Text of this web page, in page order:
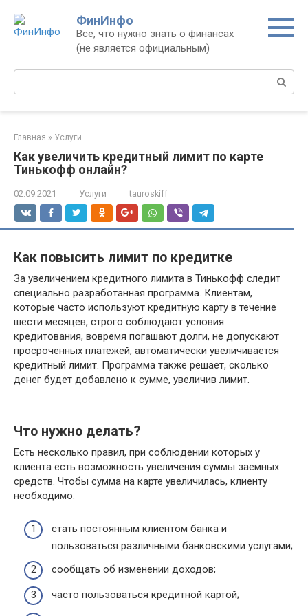
контенту
ФинИнфо
Все, что нужно знать о финансах
(не является официальным)
Поиск:
Главная » Услуги
Как увеличить кредитный лимит по карте
Тинькофф онлайн?
02.09.2021 Услуги tauroskiff
Как повысить лимит по кредитке
За увеличением кредитного лимита в Тинькофф следит
специально разработанная программа. Клиентам,
которые часто используют кредитную карту в течение
шести месяцев, строго соблюдают условия
кредитования, вовремя погашают долги, не допускают
просроченных платежей, автоматически увеличивается
кредитный лимит. Программа также решает, сколько
денег будет добавлено к сумме, увеличив лимит.
Что нужно делать?
Есть несколько правил, при соблюдении которых у
клиента есть возможность увеличения суммы заемных
средств. Чтобы сумма на карте увеличилась, клиенту
необходимо:
стать постоянным клиентом банка и
пользоваться различными банковскими услугами;
сообщать об изменении доходов;
часто пользоваться кредитной картой;